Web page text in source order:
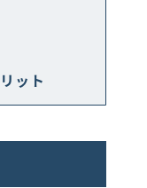
ット